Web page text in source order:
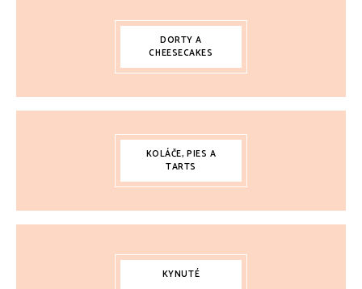
DORTY A
CHEESECAKES
KOLÁČE, PIES A
TARTS
KYNUTÉ